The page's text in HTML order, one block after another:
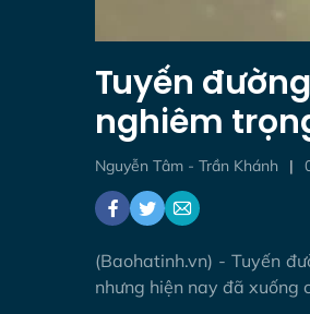
Tuyến
nghiêm
Nguyễn Tâm - Trần Khánh
(Baohatinh.vn) - Tuyến
nhưng hiện nay đã xuống